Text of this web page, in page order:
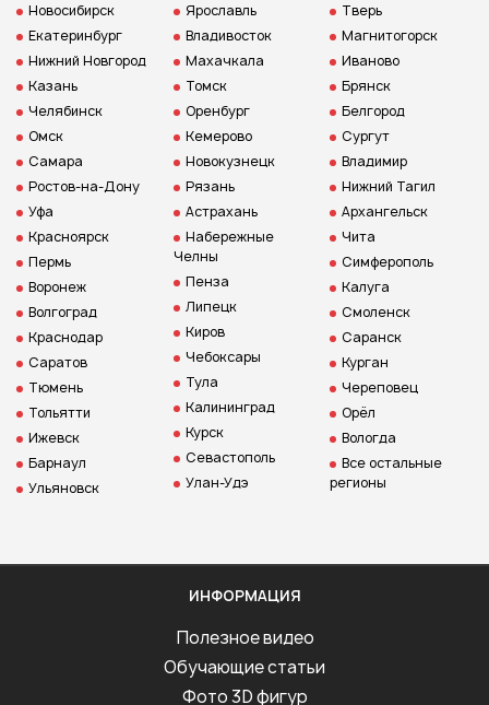
Новосибирск
Екатеринбург
Нижний Новгород
Казань
Челябинск
Омск
Самара
Ростов-на-Дону
Уфа
Красноярск
Пермь
Воронеж
Волгоград
Краснодар
Саратов
Тюмень
Тольятти
Ижевск
Барнаул
Ульяновск
Ярославль
Владивосток
Махачкала
Томск
Оренбург
Кемерово
Новокузнецк
Рязань
Астрахань
Набережные
Челны
Пенза
Липецк
Киров
Чебоксары
Тула
Калининград
Курск
Севастополь
Улан-Удэ
Тверь
Магнитогорск
Иваново
Брянск
Белгород
Сургут
Владимир
Нижний Тагил
Архангельск
Чита
Симферополь
Калуга
Смоленск
Саранск
Курган
Череповец
Орёл
Вологда
Все остальные
регионы
ИНФОРМАЦИЯ
Полезное видео
Обучающие статьи
Фото 3D фигур